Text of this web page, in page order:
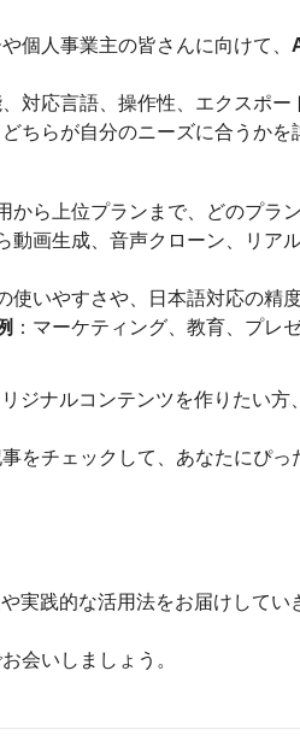
個人事業主の皆さんに向けて、
対応言語、操作性、エクスポ
ちらが自分のニーズに合うかを
から上位プランまで、どのプラ
動画生成、音声クローン、リア
使いやすさや、日本語対応の精
：マーケティング、教育、プレ
ジナルコンテンツを作りたい
をチェックして、あなたにぴっ
実践的な活用法をお届けしてい
会いしましょう。